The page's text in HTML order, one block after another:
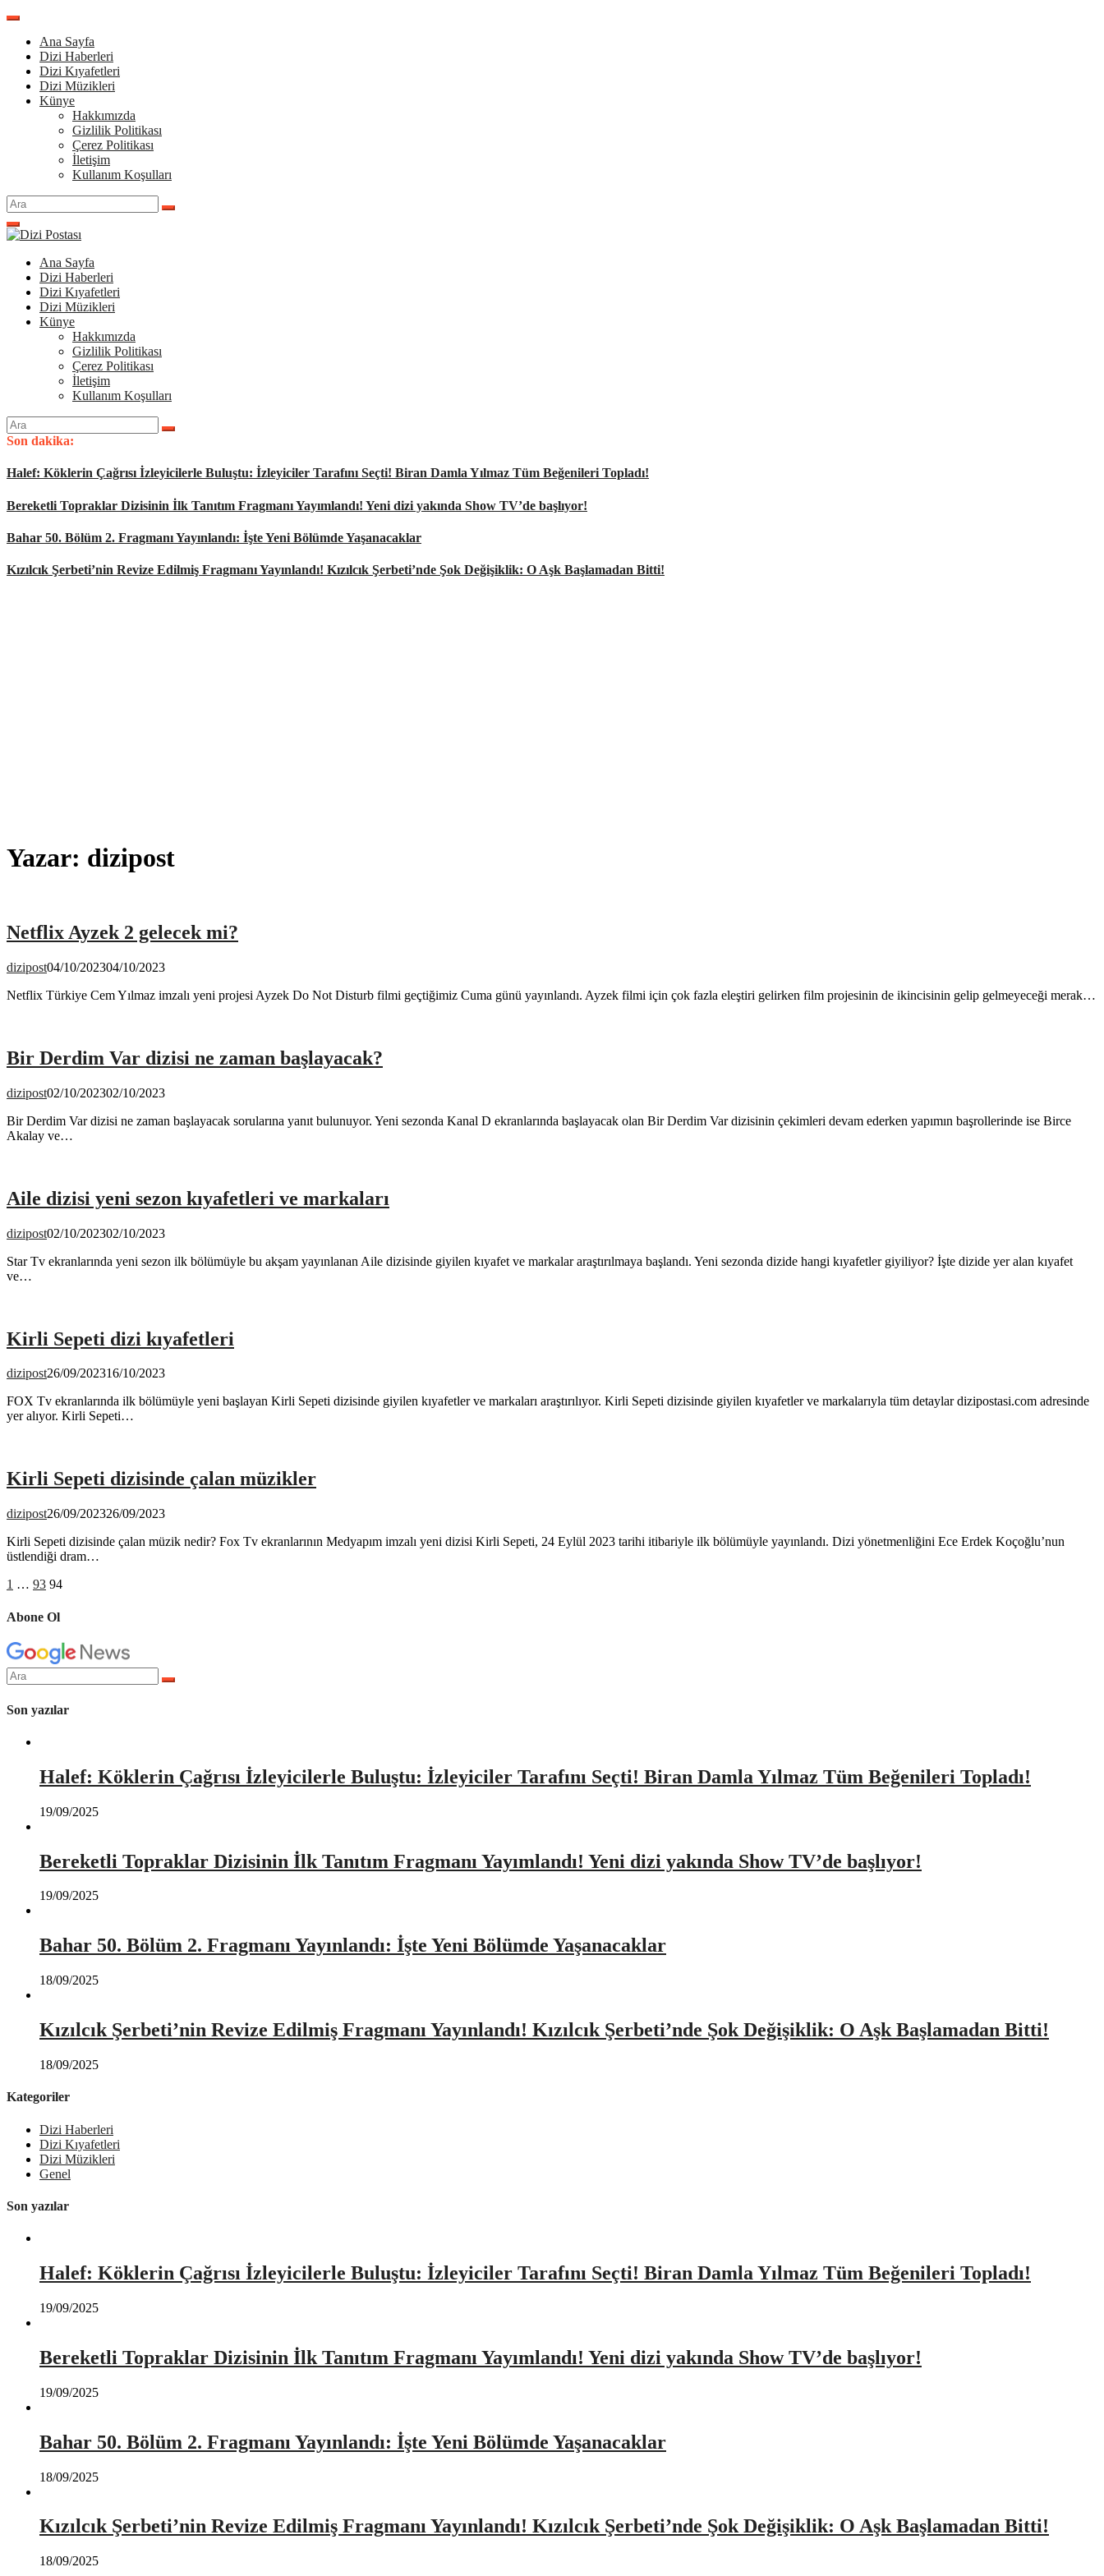
İçeriğe
Ana Sayfa
Dizi Haberleri
Dizi Kıyafetleri
Dizi Müzikleri
Künye
Hakkımızda
Gizlilik Politikası
Çerez Politikası
İletişim
Kullanım Koşulları
Arama
yap:
Ana Sayfa
Dizi Haberleri
Dizi Kıyafetleri
Dizi Müzikleri
Künye
Hakkımızda
Gizlilik Politikası
Çerez Politikası
İletişim
Kullanım Koşulları
Arama
yap:
Son dakika:
Halef: Köklerin Çağrısı İzleyicilerle Buluştu: İzleyiciler Tarafını Seçti! Biran Damla Yılmaz Tüm Beğenileri Topladı!
Bereketli Topraklar Dizisinin İlk Tanıtım Fragmanı Yayımlandı! Yeni dizi yakında Show TV’de başlıyor!
Bahar 50. Bölüm 2. Fragmanı Yayınlandı: İşte Yeni Bölümde Yaşanacaklar
Kızılcık Şerbeti’nin Revize Edilmiş Fragmanı Yayınlandı! Kızılcık Şerbeti’nde Şok Değişiklik: O Aşk Başlamadan Bitti!
Yazar: dizipost
Netflix Ayzek 2 gelecek mi?
dizipost04/10/202304/10/2023
Netflix Türkiye Cem Yılmaz imzalı yeni projesi Ayzek Do Not Disturb filmi geçtiğimiz Cuma günü yayınlandı. Ayzek filmi için çok fazla eleştiri gelirken film projesinin de ikincisinin gelip gelmeyeceği merak…
Bir Derdim Var dizisi ne zaman başlayacak?
dizipost02/10/202302/10/2023
Bir Derdim Var dizisi ne zaman başlayacak sorularına yanıt bulunuyor. Yeni sezonda Kanal D ekranlarında başlayacak olan Bir Derdim Var dizisinin çekimleri devam ederken yapımın başrollerinde ise Birce
Akalay ve…
Aile dizisi yeni sezon kıyafetleri ve markaları
dizipost02/10/202302/10/2023
Star Tv ekranlarında yeni sezon ilk bölümüyle bu akşam yayınlanan Aile dizisinde giyilen kıyafet ve markalar araştırılmaya başlandı. Yeni sezonda dizide hangi kıyafetler giyiliyor? İşte dizide yer alan kıyafet
ve…
Kirli Sepeti dizi kıyafetleri
dizipost26/09/202316/10/2023
FOX Tv ekranlarında ilk bölümüyle yeni başlayan Kirli Sepeti dizisinde giyilen kıyafetler ve markaları araştırılıyor. Kirli Sepeti dizisinde giyilen kıyafetler ve markalarıyla tüm detaylar dizipostasi.com adresinde
yer alıyor. Kirli Sepeti…
Kirli Sepeti dizisinde çalan müzikler
dizipost26/09/202326/09/2023
Kirli Sepeti dizisinde çalan müzik nedir? Fox Tv ekranlarının Medyapım imzalı yeni dizisi Kirli Sepeti, 24 Eylül 2023 tarihi itibariyle ilk bölümüyle yayınlandı. Dizi yönetmenliğini Ece Erdek Koçoğlu’nun
üstlendiği dram…
Yazı
sayfalaması
Sayfa
1 … Sayfa
93 Sayfa
94
Abone Ol
Arama
yap:
Son yazılar
Halef: Köklerin Çağrısı İzleyicilerle Buluştu: İzleyiciler Tarafını Seçti! Biran Damla Yılmaz Tüm Beğenileri Topladı!
19/09/2025
Bereketli Topraklar Dizisinin İlk Tanıtım Fragmanı Yayımlandı! Yeni dizi yakında Show TV’de başlıyor!
19/09/2025
Bahar 50. Bölüm 2. Fragmanı Yayınlandı: İşte Yeni Bölümde Yaşanacaklar
18/09/2025
Kızılcık Şerbeti’nin Revize Edilmiş Fragmanı Yayınlandı! Kızılcık Şerbeti’nde Şok Değişiklik: O Aşk Başlamadan Bitti!
18/09/2025
Kategoriler
Dizi Haberleri
Dizi Kıyafetleri
Dizi Müzikleri
Genel
Son yazılar
Halef: Köklerin Çağrısı İzleyicilerle Buluştu: İzleyiciler Tarafını Seçti! Biran Damla Yılmaz Tüm Beğenileri Topladı!
19/09/2025
Bereketli Topraklar Dizisinin İlk Tanıtım Fragmanı Yayımlandı! Yeni dizi yakında Show TV’de başlıyor!
19/09/2025
Bahar 50. Bölüm 2. Fragmanı Yayınlandı: İşte Yeni Bölümde Yaşanacaklar
18/09/2025
Kızılcık Şerbeti’nin Revize Edilmiş Fragmanı Yayınlandı! Kızılcık Şerbeti’nde Şok Değişiklik: O Aşk Başlamadan Bitti!
18/09/2025